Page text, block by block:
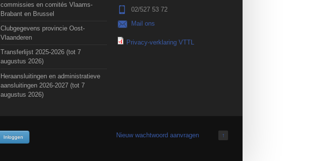
commissies en comités Vlaams-
Brabant en Brussel
Clubgegevens provincie Oost-
Vlaanderen
Transferlijst 2025-2026 (tot 7
augustus 2026)
Heraansluitingen en administratieve
aansluitingen 2026-2027 (tot 7
augustus 2026)
02/527 53 72
Mail ons
Privacy-verklaring VTTL
↑
Nieuw wachtwoord aanvragen